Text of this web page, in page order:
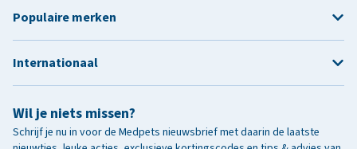
Wil je niets missen?
Schrijf je nu in voor de Medpets nieuwsbrief met daarin de laatste
Populaire merken
Internationaal